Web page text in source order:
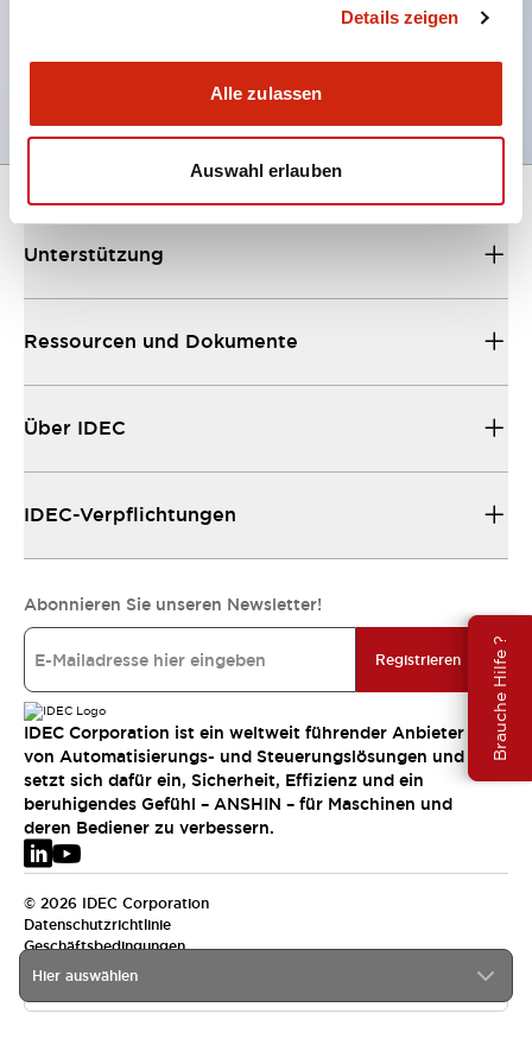
Details zeigen
Alle zulassen
Auswahl erlauben
Brauche Hilfe ?
Hier auswählen
Unterstützung
Ressourcen und Dokumente
Über IDEC
IDEC-Verpflichtungen
Abonnieren Sie unseren Newsletter!
Registrieren
IDEC Corporation ist ein weltweit führender Anbieter
von Automatisierungs- und Steuerungslösungen und
setzt sich dafür ein, Sicherheit, Effizienz und ein
beruhigendes Gefühl – ANSHIN – für Maschinen und
deren Bediener zu verbessern.
© 2026 IDEC Corporation
Datenschutzrichtlinie
Geschäftsbedingungen
EMEA